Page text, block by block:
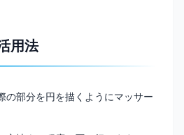
用法
の部分を円を描くようにマッサー